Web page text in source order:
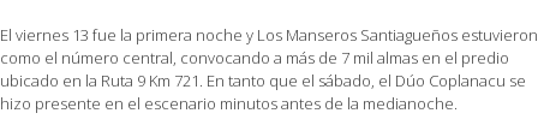
El viernes 13 fue la primera noche y Los Manseros Santiagueños estuvieron
como el número central, convocando a más de 7 mil almas en el predio
ubicado en la Ruta 9 Km 721. En tanto que el sábado, el Dúo Coplanacu se
hizo presente en el escenario minutos antes de la medianoche.